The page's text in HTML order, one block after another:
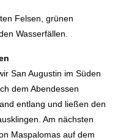
Felsen, grünen
Wasserfällen.
San Augustin im Süden
dem Abendessen
entlang und ließen den
Am nächsten
Maspalomas auf dem